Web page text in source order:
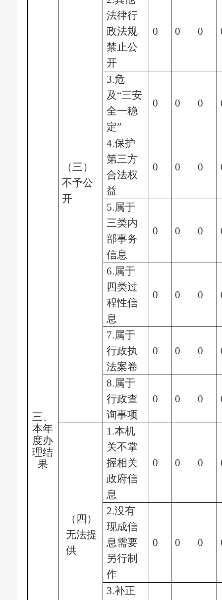
三、
本年
度办
理结
果
（三）
不予公
开
法律行
政法规
禁止公
开
0 0 0
3.危
及“三安
全一稳
定”
0 0 0
4.保护
第三方
合法权
益
0 0 0
5.属于
三类内
部事务
信息
0 0 0
6.属于
四类过
程性信
息
0 0 0
7.属于
行政执
法案卷
0 0 0
8.属于
行政查
询事项
0 0 0
（四）
无法提
供
1.本机
关不掌
握相关
政府信
息
0 0 0
2.没有
现成信
息需要
另行制
作
0 0 0
3.补正